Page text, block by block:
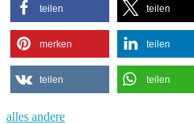
teilen teilen
merken teilen
teilen teilen
alles andere